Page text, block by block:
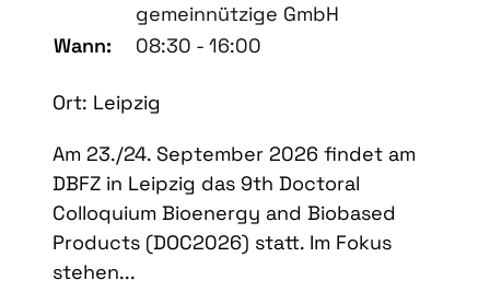
gemeinnützige GmbH
Wann:
08:30 - 16:00
Ort: Leipzig
Am 23./24. September 2026 findet am
DBFZ in Leipzig das 9th Doctoral
Colloquium Bioenergy and Biobased
Products (DOC2026) statt. Im Fokus
stehen...